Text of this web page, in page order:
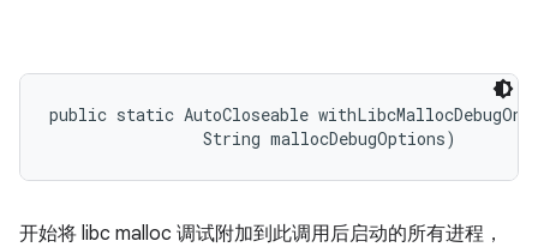
public static AutoCloseable
                String mallocDebugOptions)
开始将 libc malloc 调试附加到此调用后启动的所有进程，